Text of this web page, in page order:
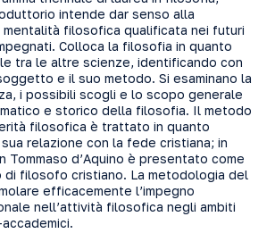
intende dar senso alla
mentalità filosofica qualificata nei futuri
Colloca la filosofia in quanto
tra le altre scienze, identificando con
e il suo metodo. Si esaminano la
i possibili scogli e lo scopo generale
e storico della filosofia. Il metodo
filosofica è trattato in quanto
relazione con la fede cristiana; in
Tommaso d’Aquino è presentato come
di filosofo cristiano. La metodologia del
efficacemente l’impegno
nell’attività filosofica negli ambiti